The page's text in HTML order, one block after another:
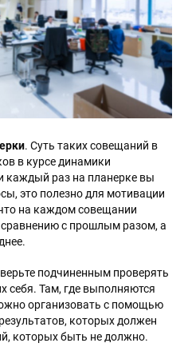
. Суть таких совещаний в
в курсе динамики
каждый раз на планерке вы
это полезно для мотивации
на каждом совещании
с прошлым разом, а
подчиненным проверять
себя. Там, где выполняются
организовать с помощью
которых должен
которых быть не должно.